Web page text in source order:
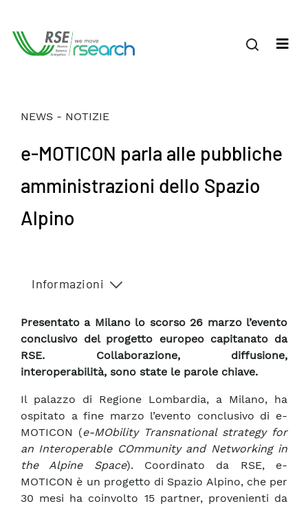
NEWS - NOTIZIE
e-MOTICON parla alle pubbliche
amministrazioni dello Spazio
Alpino
Informazioni
Presentato a Milano lo scorso 26 marzo l’evento
conclusivo del progetto europeo capitanato da
RSE. Collaborazione, diffusione,
interoperabilità, sono state le parole chiave.
Il palazzo di Regione Lombardia, a Milano, ha
ospitato a fine marzo l’evento conclusivo di e-
MOTICON (e-MObility Transnational strategy for
an Interoperable COmmunity and Networking in
the Alpine Space). Coordinato da RSE, e-
MOTICON è un progetto di Spazio Alpino, che per
30 mesi ha coinvolto 15 partner, provenienti da